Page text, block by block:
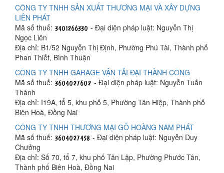
CÔNG TY TNHH SẢN XUẤT THƯƠNG MẠI VÀ XÂY DỰNG
LIÊN PHÁT
Mã số thuế:
- Đại diện pháp luật: Nguyễn Thị
Ngọc Liên
Địa chỉ: B1/52 Nguyễn Thị Định, Phường Phú Tài, Thành phố
Phan Thiết, Bình Thuận
CÔNG TY TNHH GARAGE VẬN TẢI ĐẠI THÀNH CÔNG
Mã số thuế:
- Đại diện pháp luật: Nguyễn Tuấn
Thành
Địa chỉ: I19A, tổ 5, khu phố 5, Phường Tân Hiệp, Thành phố
Biên Hoà, Đồng Nai
CÔNG TY TNHH THƯƠNG MẠI GỖ HOÀNG NAM PHÁT
Mã số thuế:
- Đại diện pháp luật: Nguyễn Duy
Chưởng
Địa chỉ: Số 70, tổ 7, khu phố Tân Lập, Phường Phước Tân,
Thành phố Biên Hoà, Đồng Nai